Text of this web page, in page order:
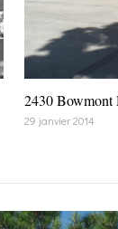
2430 Bowmont
29 janvier 2014